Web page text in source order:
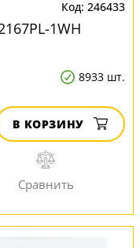
246433
1WH
8933 шт.
В КОРЗИНУ